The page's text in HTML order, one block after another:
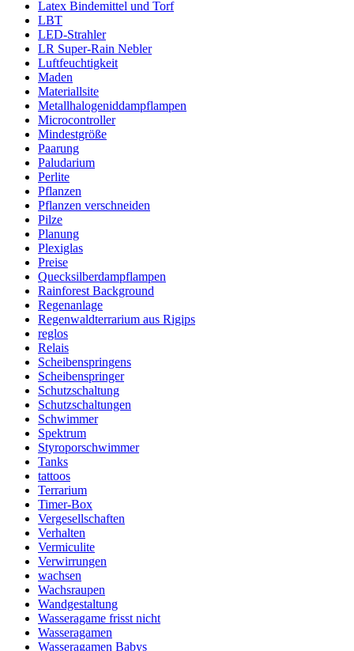
Latex Bindemittel und Torf
LBT
LED-Strahler
LR Super-Rain Nebler
Luftfeuchtigkeit
Maden
Materiallsite
Metallhalogeniddampflampen
Microcontroller
Mindestgröße
Paarung
Paludarium
Perlite
Pflanzen
Pflanzen verschneiden
Pilze
Planung
Plexiglas
Preise
Quecksilberdampflampen
Rainforest Background
Regenanlage
Regenwaldterrarium aus Rigips
reglos
Relais
Scheibenspringens
Scheibenspringer
Schutzschaltung
Schutzschaltungen
Schwimmer
Spektrum
Styroporschwimmer
Tanks
tattoos
Terrarium
Timer-Box
Vergesellschaften
Verhalten
Vermiculite
Verwirrungen
wachsen
Wachsraupen
Wandgestaltung
Wasseragame frisst nicht
Wasseragamen
Wasseragamen Babys